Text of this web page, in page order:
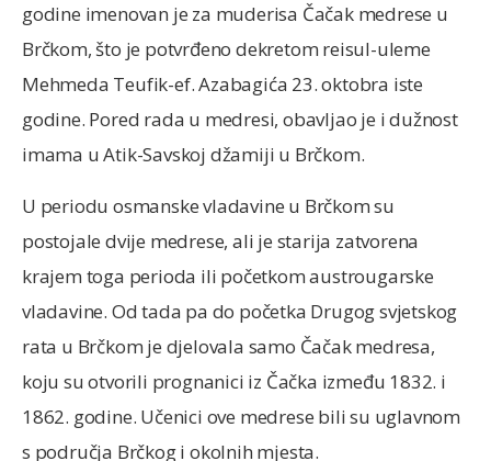
godine imenovan je za muderisa Čačak medrese u
Brčkom, što je potvrđeno dekretom reisul-uleme
Mehmeda Teufik-ef. Azabagića 23. oktobra iste
godine. Pored rada u medresi, obavljao je i dužnost
imama u Atik-Savskoj džamiji u Brčkom.
U periodu osmanske vladavine u Brčkom su
postojale dvije medrese, ali je starija zatvorena
krajem toga perioda ili početkom austrougarske
vladavine. Od tada pa do početka Drugog svjetskog
rata u Brčkom je djelovala samo Čačak medresa,
koju su otvorili prognanici iz Čačka između 1832. i
1862. godine. Učenici ove medrese bili su uglavnom
s područja Brčkog i okolnih mjesta.